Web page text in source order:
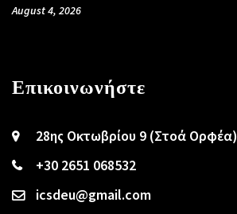
August 4, 2026
Επικοινωνήστε
28ης Οκτωβρίου 9 (Στοά Ορφέα)
+30 2651 068532
icsdeu@gmail.com